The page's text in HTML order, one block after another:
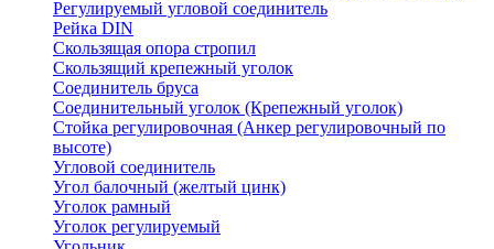
Регулируемый угловой соединитель
Рейка DIN
Скользящая опора стропил
Скользящий крепежный уголок
Соединитель бруса
Соединительный уголок (Крепежный уголок)
Стойка регулировочная (Анкер регулировочный по
высоте)
Угловой соединитель
Угол балочный (желтый цинк)
Уголок рамный
Уголок регулируемый